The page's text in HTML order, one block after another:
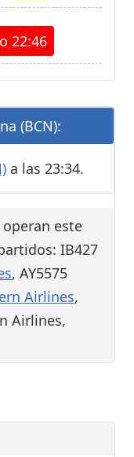
22:46
(BCN):
a las 23:34.
este
IB427
, AY5575
Airlines,
Airlines,